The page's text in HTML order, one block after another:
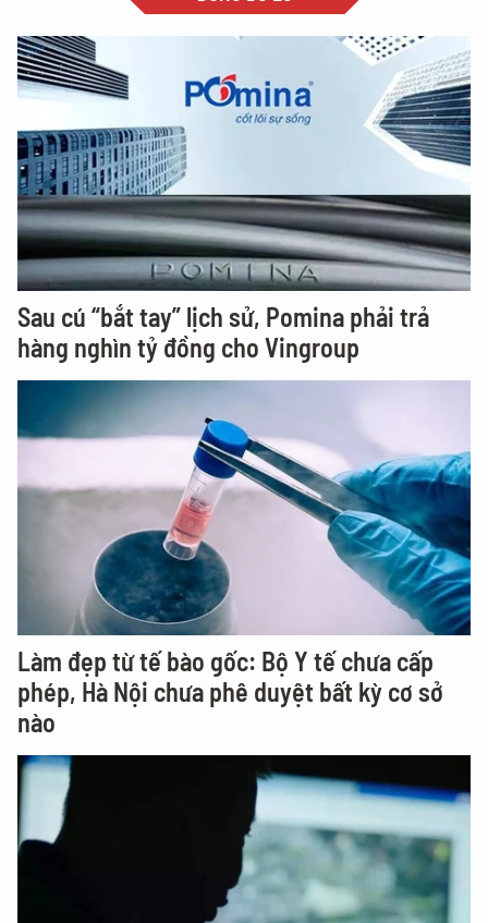
Sau cú “bắt tay” lịch sử, Pomina phải trả
hàng nghìn tỷ đồng cho Vingroup
Làm đẹp từ tế bào gốc: Bộ Y tế chưa cấp
phép, Hà Nội chưa phê duyệt bất kỳ cơ sở
nào